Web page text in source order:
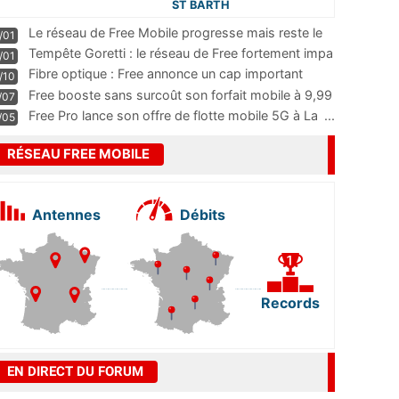
ST BARTH
Le réseau de Free Mobile progresse mais reste le
m
...
Tempête Goretti : le réseau de Free fortement impa
Fibre optique : Free annonce un cap important
pass
...
Free booste sans surcoût son forfait mobile à 9,99
Free Pro lance son offre de flotte mobile 5G à La ...
RÉSEAU FREE MOBILE
Antennes Débits
Records
EN DIRECT DU FORUM